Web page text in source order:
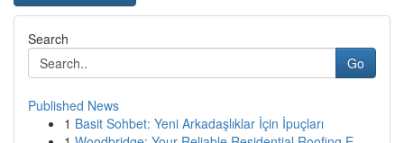
Search
Go
Published News
1 Basit Sohbet: Yeni Arkadaşlıklar İçin İpuçları